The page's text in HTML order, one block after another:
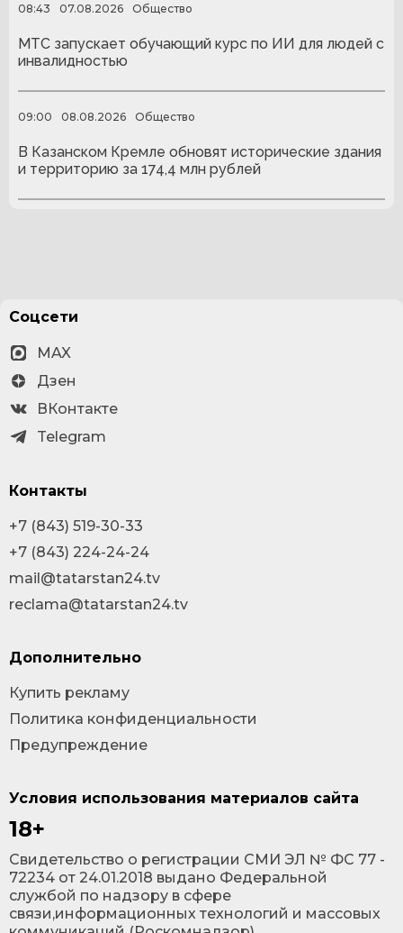
08:43 07.08.2026 Общество
МТС запускает обучающий курс по ИИ для людей с
инвалидностью
09:00 08.08.2026 Общество
В Казанском Кремле обновят исторические здания
и территорию за 174,4 млн рублей
Условия использования материалов сайта
18+
Cвидетельство о регистрации СМИ ЭЛ № ФС 77 -
72234 от 24.01.2018 выдано Федеральной
службой по надзору в сфере
связи,информационных технологий и массовых
Соцсети
MAX
Дзен
ВКонтакте
Telegram
Контакты
+7 (843) 519-30-33
+7 (843) 224-24-24
mail@tatarstan24.tv
reclama@tatarstan24.tv
Дополнительно
Купить рекламу
Политика конфиденциальности
Предупреждение